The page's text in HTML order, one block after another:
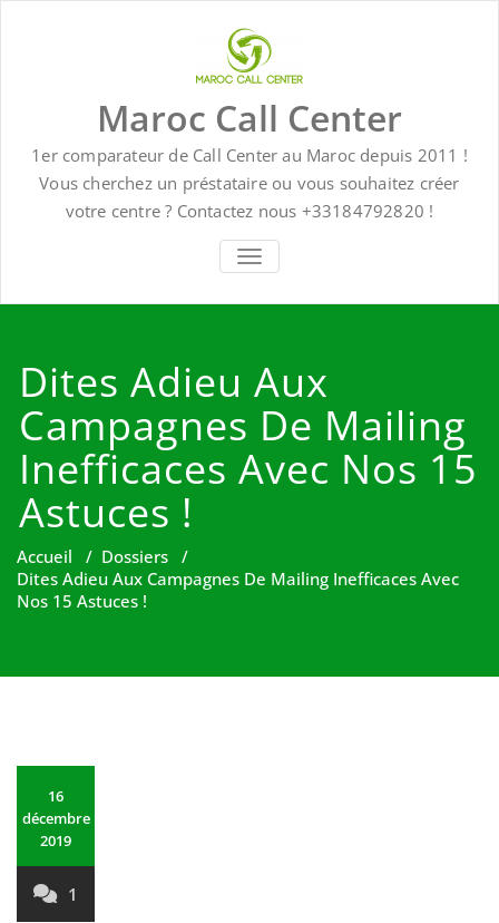
Maroc Call Center
1er comparateur de Call Center au Maroc depuis 2011 !
Vous cherchez un préstataire ou vous souhaitez créer
votre centre ? Contactez nous +33184792820 !
TOGGLE NAVIGATION
Dites Adieu Aux
Campagnes De Mailing
Inefficaces Avec Nos 15
Astuces !
Accueil / Dossiers /
Dites Adieu Aux Campagnes De Mailing Inefficaces Avec
Nos 15 Astuces !
16
décembre
2019
1